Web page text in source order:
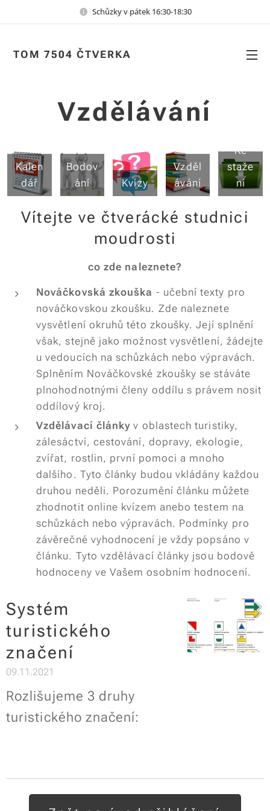
Schůzky v pátek 16:30-18:30
TOM 7504 ČTVERKA
Vzdělávání
Kalen
dář
Bodov
ání
Kvízy
Vzděl
ávání
Ke
staže
ní
Vítejte ve čtverácké studnici
moudrosti
co zde naleznete?
Nováčkovská zkouška - učební texty pro
nováčkovskou zkoušku. Zde naleznete
vysvětlení okruhů této zkoušky. Její splnění
však, stejně jako možnost vysvětlení, žádejte
u vedoucích na schůzkách nebo výpravách.
Splněním Nováčkovské zkoušky se stáváte
plnohodnotnými členy oddílu s právem nosit
oddílový kroj.
Vzdělávací články v oblastech turistiky,
zálesáctví, cestování, dopravy, ekologie,
zvířat, rostlin, první pomoci a mnoho
dalšího. Tyto články budou vkládány každou
druhou neděli. Porozumění článku můžete
zhodnotit online kvízem anebo testem na
schůzkách nebo výpravách. Podmínky pro
závěrečné vyhodnocení je vždy popsáno v
článku. Tyto vzdělávací články jsou bodově
hodnoceny ve Vašem osobním hodnocení.
Systém
turistického
značení
09.11.2021
Rozlišujeme 3 druhy
turistického značení: